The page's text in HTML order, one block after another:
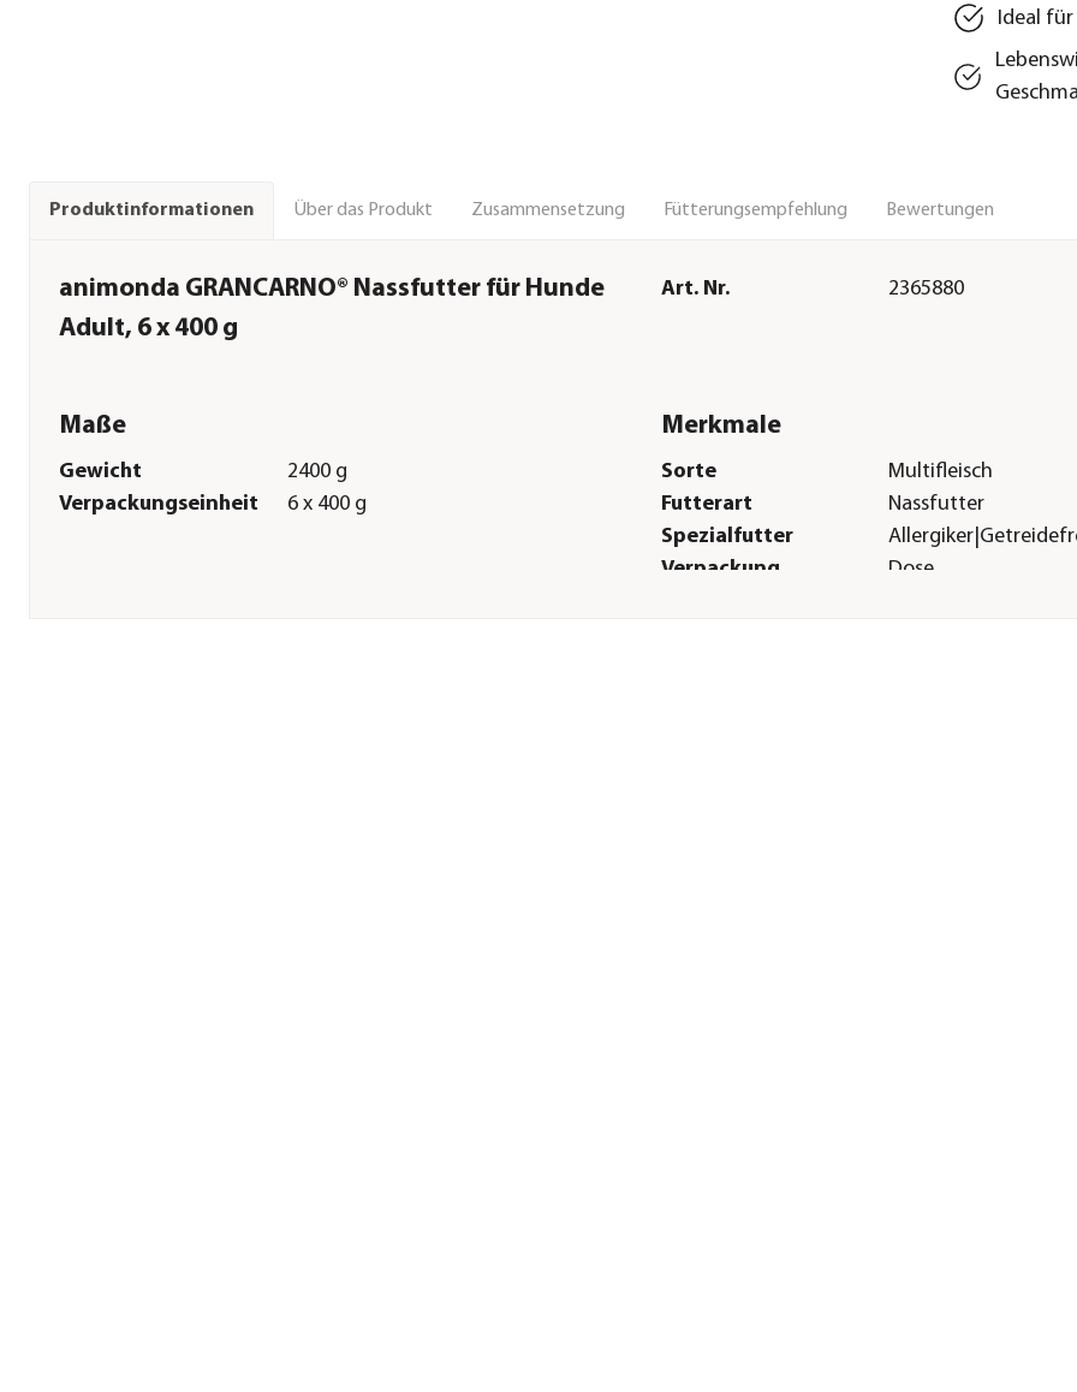
Ideal für
Produktinformationen Über das Produkt Zusammensetzung Fütterungsempfehlung Bewertungen
animonda GRANCARNO® Nassfutter für Hunde
Adult, 6 x 400 g
Art. Nr. 2365880
Maße
Gewicht
2400 g
Verpackungseinheit
6 x 400 g
Merkmale
Sorte
Multifleisch
Futterart
Nassfutter
Spezialfutter
Verpackung
Dose